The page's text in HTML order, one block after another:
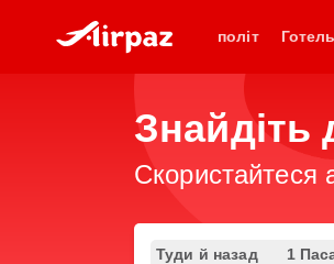
політ Готель
Знайдіть
Скористайтеся
Туди й назад 1